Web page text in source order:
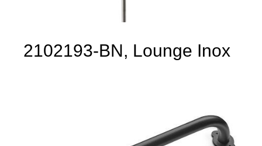
2102193-BN, Lounge Inox